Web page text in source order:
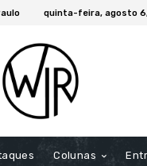
quinta-feira, agosto
Colunas